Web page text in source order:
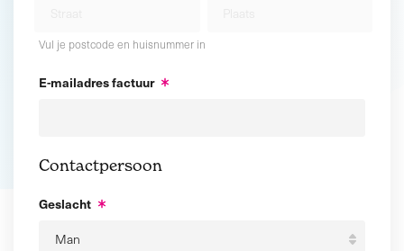
Vul je postcode en huisnummer in
E-mailadres factuur
Contactpersoon
Geslacht